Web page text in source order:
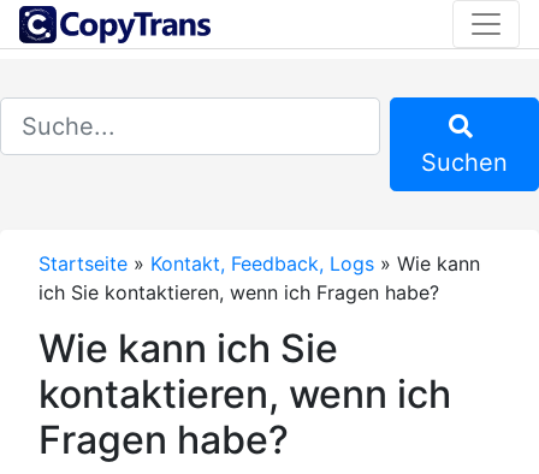
Suchen
Startseite » Kontakt, Feedback, Logs » Wie kann
ich Sie kontaktieren, wenn ich Fragen habe?
Wie kann ich Sie
kontaktieren, wenn ich
Fragen habe?